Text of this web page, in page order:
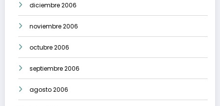
diciembre 2006
noviembre 2006
octubre 2006
septiembre 2006
agosto 2006